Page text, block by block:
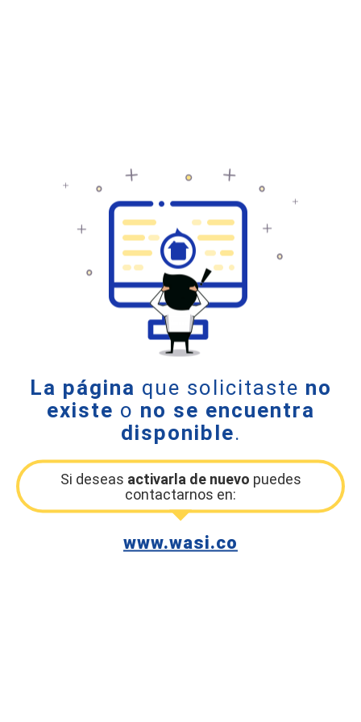
La página que solicitaste no
existe o no se encuentra
disponible.
Si deseas activarla de nuevo puedes
contactarnos en:
www.wasi.co